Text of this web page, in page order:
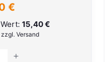
€
15,40 €
Versand